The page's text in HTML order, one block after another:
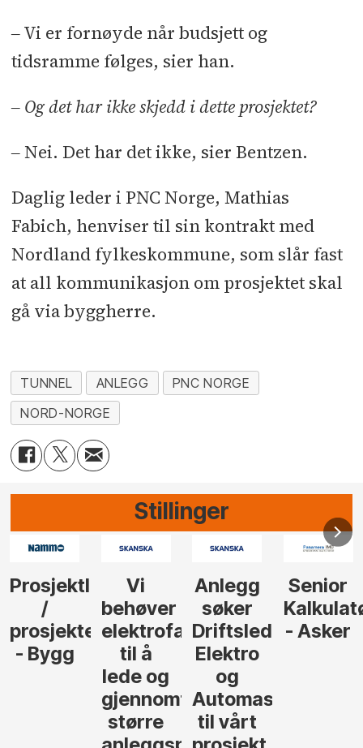
‒ Vi er fornøyde når budsjett og
tidsramme følges, sier han.
‒ Og det har ikke skjedd i dette prosjektet?
‒ Nei. Det har det ikke, sier Bentzen.
Daglig leder i PNC Norge, Mathias
Fabich, henviser til sin kontrakt med
Nordland fylkeskommune, som slår fast
at all kommunikasjon om prosjektet skal
gå via byggherre.
TUNNEL ANLEGG
PNC NORGE
NORD-NORGE
Stillinger
Anlegg
søker
Driftsleder
Elektro
Automasjon
Senior
Kalkulatør
- Asker
Senior
Tilbudsleder
Anlegg
- Oslo